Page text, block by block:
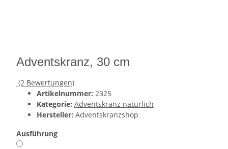
Adventskranz, 30 cm
(2 Bewertungen)
Artikelnummer: 2325
Kategorie: Adventskranz natürlich
Hersteller: Adventskranzshop
Ausführung